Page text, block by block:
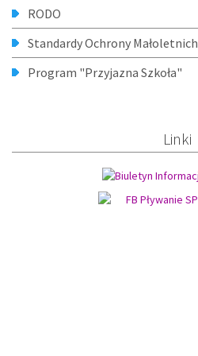
RODO
Standardy Ochrony Małoletnich
Program "Przyjazna Szkoła"
Linki